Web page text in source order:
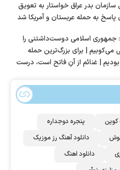
سازمان بدر عراق خواستار به تعویق
پاسخ به حمله عربستان و آمریکا شد
جمهوری اسلامی دوست‌داشتنی را
می‌کوبیم | برای بزرگ‌ترین حمله
بودیم | غنائم از آنِ فاتح است، درست
پنجره دوجداره
دانلود آهنگ رز‌ موزیک
دانلود اهنگ